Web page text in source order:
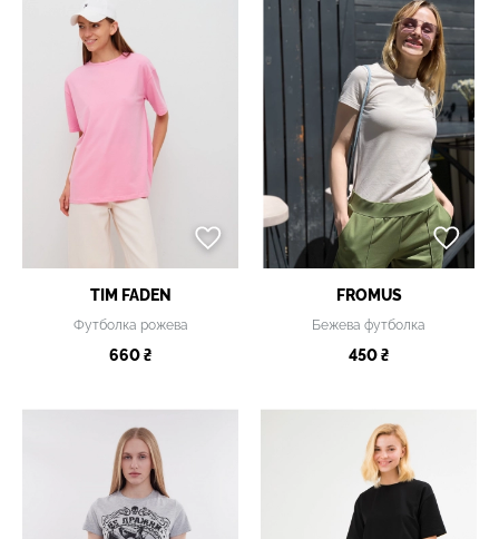
TIM FADEN
Футболка рожева
660 ₴
FROMUS
Бежева футболка
450 ₴